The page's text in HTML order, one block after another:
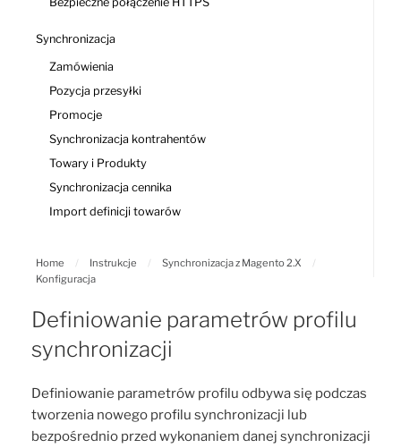
Synchronizacja
Zamówienia
Pozycja przesyłki
Promocje
Synchronizacja kontrahentów
Towary i Produkty
Synchronizacja cennika
Import definicji towarów
Home / Instrukcje / Synchronizacja z Magento 2.X
/
Konfiguracja
Definiowanie parametrów profilu
synchronizacji
Definiowanie parametrów profilu odbywa się podczas
tworzenia nowego profilu synchronizacji lub
bezpośrednio przed wykonaniem danej synchronizacji